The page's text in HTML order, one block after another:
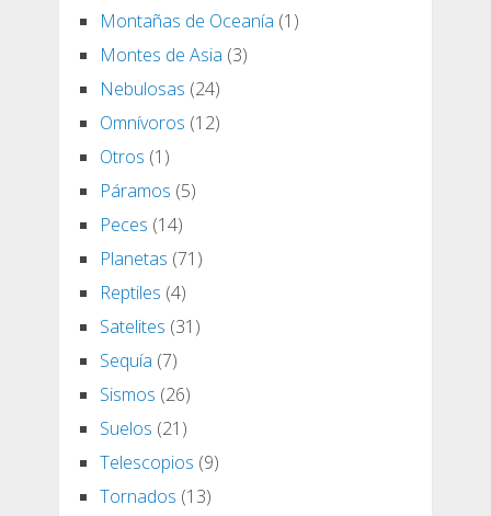
Montañas de Oceanía (1)
Montes de Asia (3)
Nebulosas (24)
Omnívoros (12)
Otros (1)
Páramos (5)
Peces (14)
Planetas (71)
Reptiles (4)
Satelites (31)
Sequía (7)
Sismos (26)
Suelos (21)
Telescopios (9)
Tornados (13)